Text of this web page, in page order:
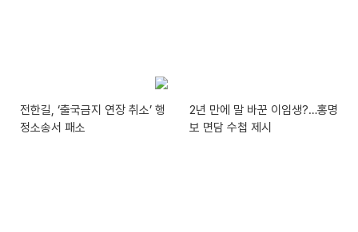
전한길, ‘출국금지 연장 취소’ 행
정소송서 패소
2년 만에 말 바꾼 이임생?…홍명
보 면담 수첩 제시